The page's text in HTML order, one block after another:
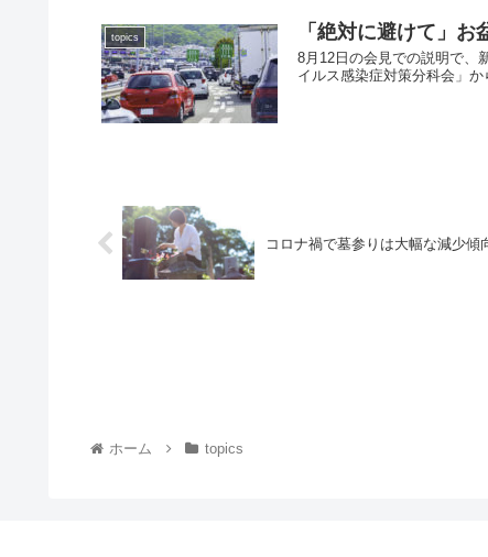
topics 「絶対に避けて」
8月12日の会見での説明で、
イルス感染症対策分科会」
コロナ禍で墓参りは大幅な減少傾
ホーム topics